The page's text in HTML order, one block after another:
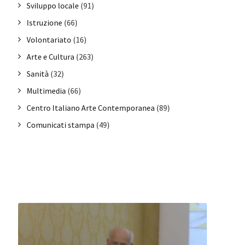
Sviluppo locale (91)
Istruzione (66)
Volontariato (16)
Arte e Cultura (263)
Sanità (32)
Multimedia (66)
Centro Italiano Arte Contemporanea (89)
Comunicati stampa (49)